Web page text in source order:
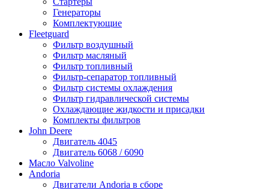
Генераторы
Комплектующие
Fleetguard
Фильтр воздушный
Фильтр масляный
Фильтр топливный
Фильтр-сепаратор топливный
Фильтр системы охлаждения
Фильтр гидравлической системы
Охлаждающие жидкости и присадки
Комплекты фильтров
John Deere
Двигатель 4045
Двигатель 6068 / 6090
Масло Valvoline
Andoria
Двигатели Andoria в сборе